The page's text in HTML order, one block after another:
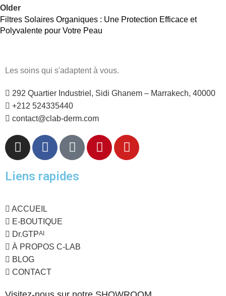
Older
Filtres Solaires Organiques : Une Protection Efficace et
Polyvalente pour Votre Peau
Les soins qui s'adaptent à vous.
292 Quartier Industriel, Sidi Ghanem – Marrakech, 40000
+212 524335440
contact@clab-derm.com
Liens rapides
ACCUEIL
E-BOUTIQUE
Dr.GTPAI
À PROPOS C-LAB
BLOG
CONTACT